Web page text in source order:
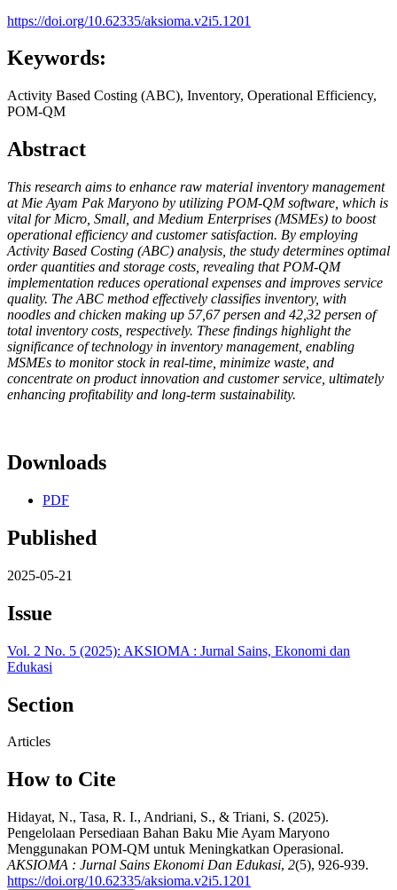
https://doi.org/10.62335/aksioma.v2i5.1201
Keywords:
Activity Based Costing (ABC), Inventory, Operational Efficiency,
POM-QM
Abstract
This research aims to enhance raw material inventory management
at Mie Ayam Pak Maryono by utilizing POM-QM software, which is
vital for Micro, Small, and Medium Enterprises (MSMEs) to boost
operational efficiency and customer satisfaction. By employing
Activity Based Costing (ABC) analysis, the study determines optimal
order quantities and storage costs, revealing that POM-QM
implementation reduces operational expenses and improves service
quality. The ABC method effectively classifies inventory, with
noodles and chicken making up 57,67 persen and 42,32 persen of
total inventory costs, respectively. These findings highlight the
significance of technology in inventory management, enabling
MSMEs to monitor stock in real-time, minimize waste, and
concentrate on product innovation and customer service, ultimately
enhancing profitability and long-term sustainability.
Downloads
PDF
Published
2025-05-21
Issue
Vol. 2 No. 5 (2025): AKSIOMA : Jurnal Sains, Ekonomi dan
Edukasi
Section
Articles
How to Cite
Hidayat, N., Tasa, R. I., Andriani, S., & Triani, S. (2025).
Pengelolaan Persediaan Bahan Baku Mie Ayam Maryono
Menggunakan POM-QM untuk Meningkatkan Operasional.
AKSIOMA : Jurnal Sains Ekonomi Dan Edukasi, 2(5), 926-939.
https://doi.org/10.62335/aksioma.v2i5.1201